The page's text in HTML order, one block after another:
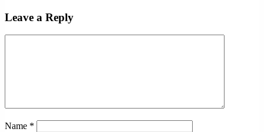
Leave a Reply
Name *